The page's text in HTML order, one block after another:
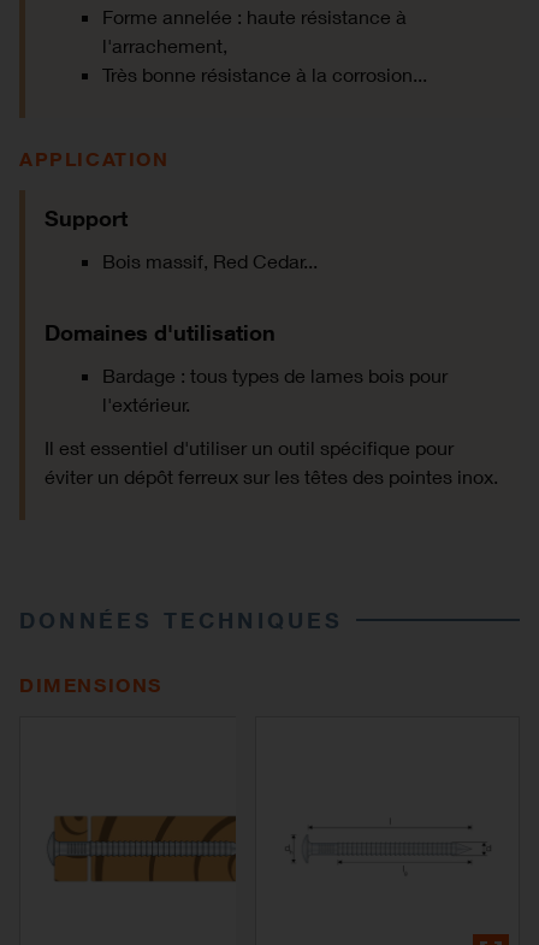
Forme annelée : haute résistance à
l'arrachement,
Très bonne résistance à la corrosion...
APPLICATION
Support
Bois massif, Red Cedar...
Domaines d'utilisation
Bardage : tous types de lames bois pour
l'extérieur.
Il est essentiel d'utiliser un outil spécifique pour
éviter un dépôt ferreux sur les têtes des pointes inox.
DONNÉES TECHNIQUES
DIMENSIONS